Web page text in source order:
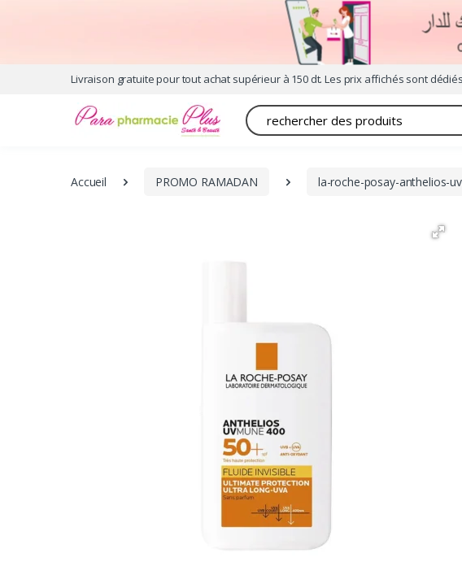
Livraison gratuite pour tout achat supérieur à 150 dt. Les prix affichés sont
Recherche
Accueil PROMO RAMADAN la-roche-posay-anthelios-